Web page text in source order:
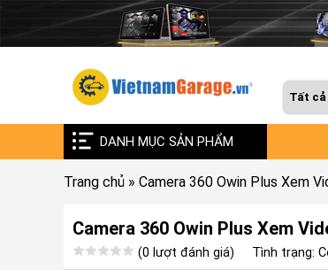
DANH MỤC SẢN PHẨM
Trang chủ » Camera 360 Owin Plus Xem
Camera 360 Owin Plus Xem
(0 lượt đánh giá) Tình trạng: